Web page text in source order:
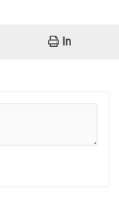
In